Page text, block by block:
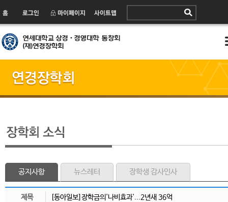
공지사항 뉴스레터 장학생 감사인사
제목 [동아일보]장학금의'나비효과'...2년새 36억